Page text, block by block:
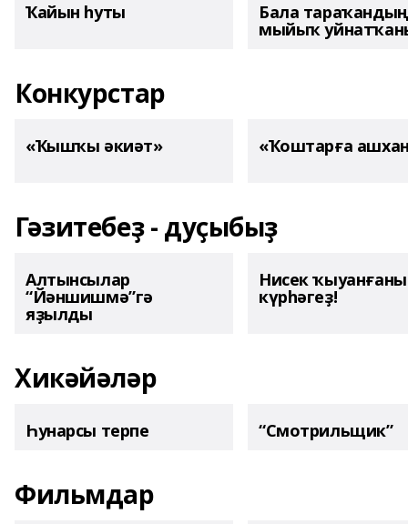
Ҡайын һуты Бала тараҡандың
мыйыҡ
Конкурстар
«Ҡышҡы әкиәт» «Ҡоштарға
Гәзитебеҙ - дуҫыбыҙ
Алтынсылар
“Йәншишмә”гә
яҙылды
Нисек
күрһәгеҙ!
Хикәйәләр
Һунарсы терпе “Смотрильщик”
Фильмдар